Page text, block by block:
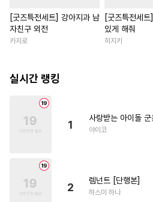
[굿즈특전세트] 강아지과 남
자친구 외전
카지로
[굿즈특전세
있게 해줘
히지키
실시간 랭킹
1
사랑받는 아이돌
야이코
2
렘넌트 [단행본]
하스미 하나